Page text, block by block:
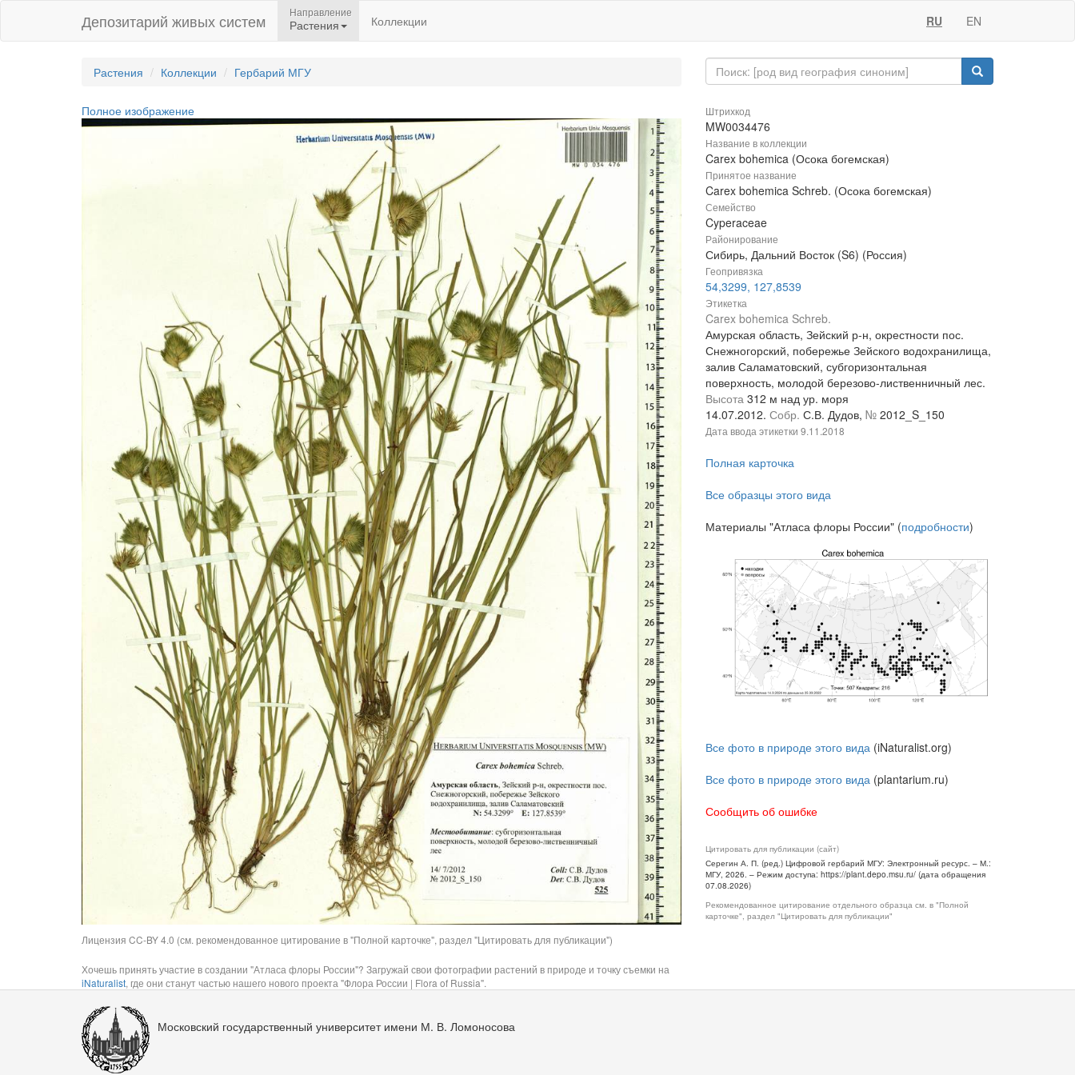
Депозитарий живых систем Направление
Растения Коллекции RU EN
Растения Коллекции Гербарий МГУ
Полное изображение
Лицензия CC-BY 4.0 (см. рекомендованное цитирование в "Полной карточке", раздел "Цитировать для публикации")
Хочешь принять участие в создании "Атласа флоры России"? Загружай свои фотографии растений в природе и точку съемки на
iNaturalist, где они станут частью нашего нового проекта "Флора России | Flora of Russia".
Штрихкод
MW0034476
Название в коллекции
Carex bohemica (Осока богемская)
Принятое название
Carex bohemica Schreb. (Осока богемская)
Семейство
Cyperaceae
Районирование
Сибирь, Дальний Восток (S6) (Россия)
Геопривязка
54,3299, 127,8539
Этикетка
Carex bohemica Schreb.
Амурская область, Зейский р-н, окрестности пос.
Снежногорский, побережье Зейского водохранилища,
залив Саламатовский, субгоризонтальная
поверхность, молодой березово-лиственничный лес.
Высота 312 м над ур. моря
14.07.2012. Собр. С.В. Дудов, № 2012_S_150
Дата ввода этикетки 9.11.2018
Полная карточка
Все образцы этого вида
Материалы "Атласа флоры России" (подробности)
Все фото в природе этого вида (iNaturalist.org)
Все фото в природе этого вида (plantarium.ru)
Сообщить об ошибке
Цитировать для публикации (сайт)
Серегин А. П. (ред.) Цифровой гербарий МГУ: Электронный ресурс. – М.:
МГУ, 2026. – Режим доступа: https://plant.depo.msu.ru/ (дата обращения
07.08.2026)
Рекомендованное цитирование отдельного образца см. в "Полной
карточке", раздел "Цитировать для публикации"
Московский государственный университет имени М. В. Ломоносова